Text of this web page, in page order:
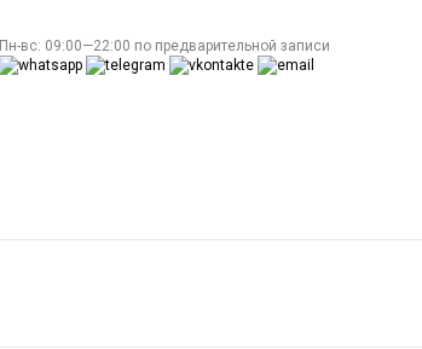
Пн-вс: 09:00—22:00 по предварительной записи